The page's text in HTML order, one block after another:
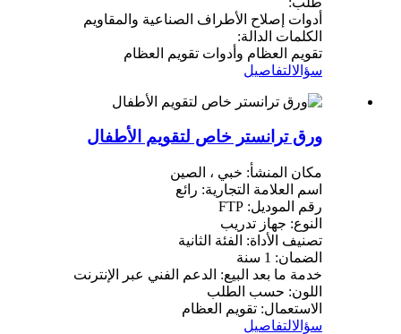
أدوات إصلاح الأطراف الصناعية والمقاويم
الكلمات الدالة:
تقويم العظام وأدوات تقويم العظام
سؤالالتفاصيل
ورق ترانستر خاص لتقويم الأطفال
مكان المنشأ: خبي ، الصين
اسم العلامة التجارية: رائع
رقم الموديل: FTP
النوع: جهاز تدريب
تصنيف الأداة: الفئة الثانية
الضمان: 1 سنة
خدمة ما بعد البيع: الدعم الفني عبر الإنترنت
اللون: حسب الطلب
الاستعمال: تقويم العظام
سؤالالتفاصيل